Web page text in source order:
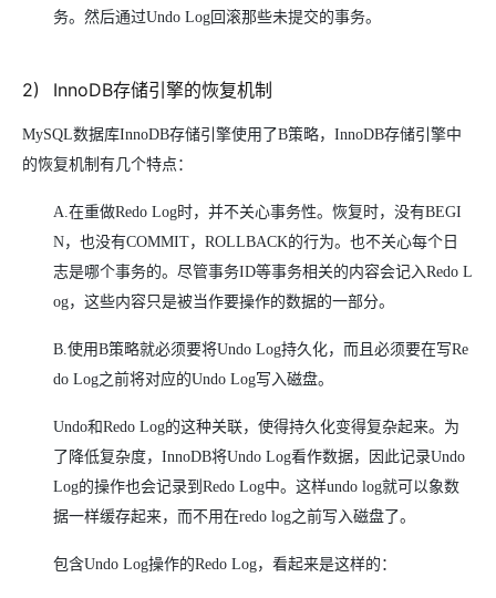
务。然后通过Undo Log回滚那些未提交的事务。
2) InnoDB存储引擎的恢复机制
MySQL数据库InnoDB存储引擎使用了B策略，InnoDB存储引擎中
的恢复机制有几个特点：
A.在重做Redo Log时，并不关心事务性。恢复时，没有BEGI
N，也没有COMMIT，ROLLBACK的行为。也不关心每个日
志是哪个事务的。尽管事务ID等事务相关的内容会记入Redo L
og，这些内容只是被当作要操作的数据的一部分。
B.使用B策略就必须要将Undo Log持久化，而且必须要在写Re
do Log之前将对应的Undo Log写入磁盘。
Undo和Redo Log的这种关联，使得持久化变得复杂起来。为
了降低复杂度，InnoDB将Undo Log看作数据，因此记录Undo
Log的操作也会记录到Redo Log中。这样undo log就可以象数
据一样缓存起来，而不用在redo log之前写入磁盘了。
包含Undo Log操作的Redo Log，看起来是这样的：